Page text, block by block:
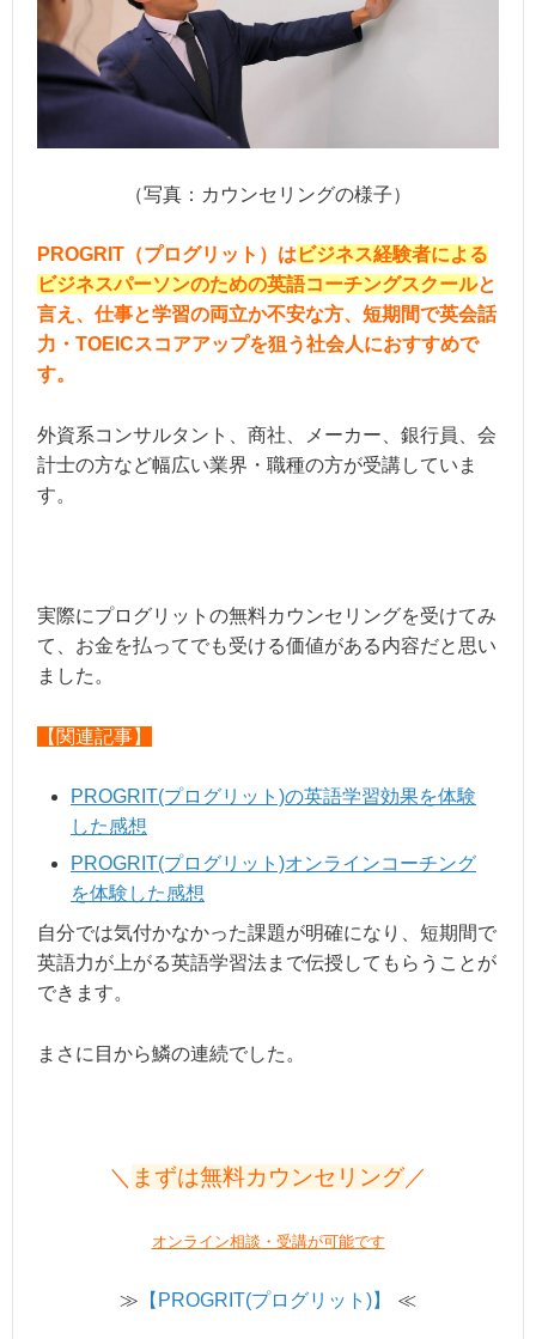
（写真：カウンセリングの様子）
PROGRIT（プログリット）はビジネス経験者による
ビジネスパーソンのための英語コーチングスクールと
言え、仕事と学習の両立か不安な方、短期間で英会話
力・TOEICスコアアップを狙う社会人におすすめで
す。
外資系コンサルタント、商社、メーカー、銀行員、会
計士の方など幅広い業界・職種の方が受講していま
す。
実際にプログリットの無料カウンセリングを受けてみ
て、お金を払ってでも受ける価値がある内容だと思い
ました。
【関連記事】
PROGRIT(プログリット)の英語学習効果を体験
した感想
PROGRIT(プログリット)オンラインコーチング
を体験した感想
自分では気付かなかった課題が明確になり、短期間で
英語力が上がる英語学習法まで伝授してもらうことが
できます。
まさに目から鱗の連続でした。
＼ まずは無料カウンセリング／
オンライン相談・受講が可能です
≫ 【PROGRIT(プログリット)】 ≪